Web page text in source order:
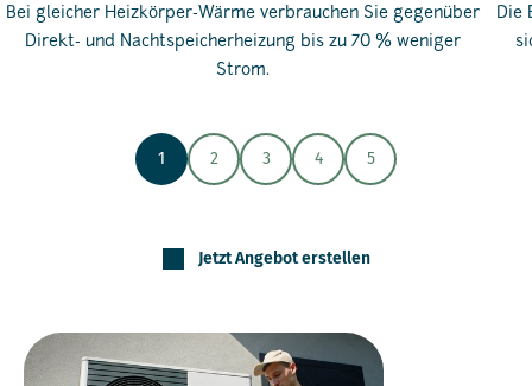
Bei gleicher Heizkörper-Wärme verbrauchen Sie gegenüber
Direkt- und Nachtspeicherheizung bis zu 70 % weniger
Strom.
Die
1 2 3 4 5
Jetzt Angebot erstellen